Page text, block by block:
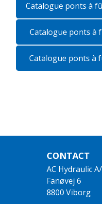
Catalogue ponts à
Catalogue ponts à
Catalogue ponts à
CONTACT
AC Hydraulic
Fanøvej 6
8800 Viborg